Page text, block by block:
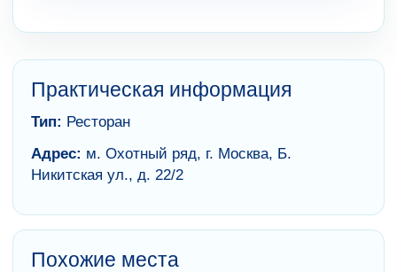
Практическая информация
Тип: Ресторан
Адрес: м. Охотный ряд, г. Москва, Б.
Никитская ул., д. 22/2
Похожие места